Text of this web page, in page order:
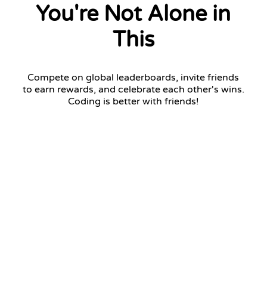
You're Not Alone in
This
Compete on global leaderboards, invite friends
to earn rewards, and celebrate each other's wins.
Coding is better with friends!